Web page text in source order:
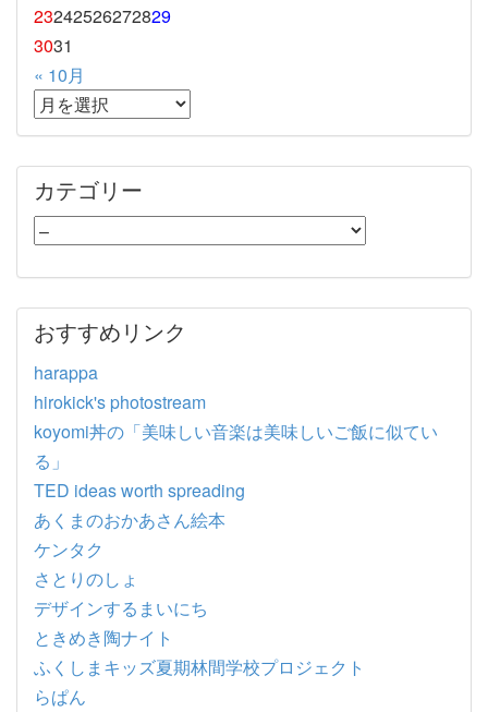
23242526272829
3031
« 10月
カテゴリー
おすすめリンク
harappa
hirokick's photostream
koyomi丼の「美味しい音楽は美味しいご飯に似てい
る」
TED ideas worth spreading
あくまのおかあさん絵本
ケンタク
さとりのしょ
デザインするまいにち
ときめき陶ナイト
ふくしまキッズ夏期林間学校プロジェクト
らぱん